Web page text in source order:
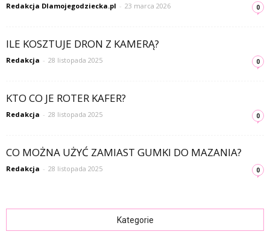
Redakcja Dlamojegodziecka.pl - 23 marca 2026 0
ILE KOSZTUJE DRON Z KAMERĄ?
Redakcja - 28 listopada 2025 0
KTO CO JE ROTER KAFER?
Redakcja - 28 listopada 2025 0
CO MOŻNA UŻYĆ ZAMIAST GUMKI DO MAZANIA?
Redakcja - 28 listopada 2025 0
Kategorie